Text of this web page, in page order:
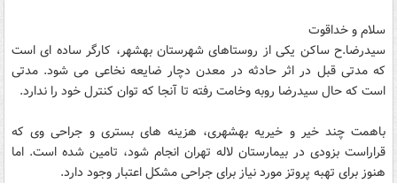
سلام و خداقوت
سیدرضا.ح ساکن یکی از روستاهای شهرستان بهشهر، کارگر ساده ای است
که مدتی قبل در اثر حادثه در معدن دچار ضایعه نخاعی می شود. مدتی
است که حال سیدرضا روبه وخامت رفته تا آنجا که توان کنترل خود را ندارد.
باهمت چند خیر و خیریه بهشهری، هزینه های بستری و جراحی وی که
قراراست بزودی در بیمارستان لاله تهران انجام شود، تامین شده است. اما
هنوز برای تهبه پروتز مورد نیاز برای جراحی مشکل اعتبار وجود دارد.